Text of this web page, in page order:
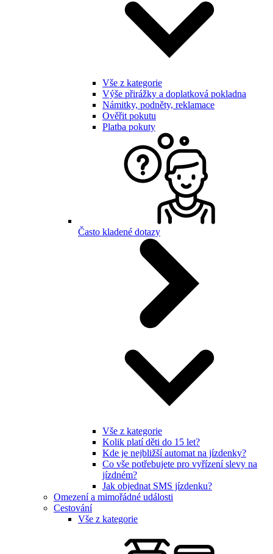
Vše z kategorie
Výše přirážky a doplatková pokladna
Námitky, podněty, reklamace
Ověřit pokutu
Platba pokuty
Často kladené dotazy
Vše z kategorie
Kolik platí děti do 15 let?
Kde je nejbližší automat na jízdenky?
Co vše potřebujete pro vyřízení slevy na
jízdném?
Jak objednat SMS jízdenku?
Omezení a mimořádné události
Cestování
Vše z kategorie